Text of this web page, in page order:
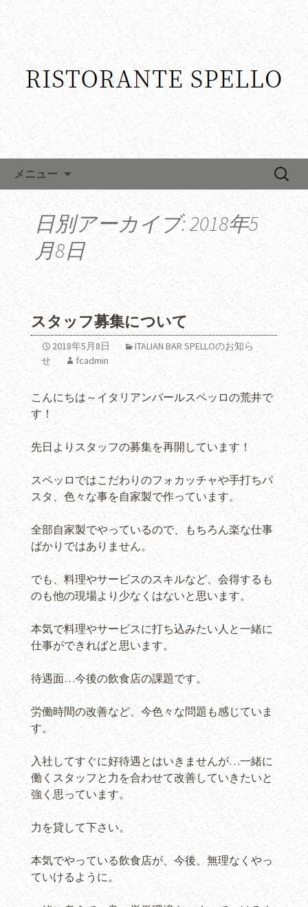
メニュー
検
日別アーカイブ: 2018年5
月8日
スタッフ募集について
2018年5月8日
ITALIAN BAR SPELLOのお知ら
せ
fcadmin
こんにちは～イタリアンバールスペッロの荒井で
す！
先日よりスタッフの募集を再開しています！
スペッロではこだわりのフォカッチャや手打ちパ
スタ、色々な事を自家製で作っています。
全部自家製でやっているので、もちろん楽な仕事
ばかりではありません。
でも、料理やサービスのスキルなど、会得するも
のも他の現場より少なくはないと思います。
本気で料理やサービスに打ち込みたい人と一緒に
仕事ができればと思います。
待遇面…今後の飲食店の課題です。
労働時間の改善など、今色々な問題も感じていま
す。
入社してすぐに好待遇とはいきませんが…一緒に
働くスタッフと力を合わせて改善していきたいと
強く思っています。
力を貸して下さい。
本気でやっている飲食店が、今後、無理なくやっ
ていけるように。